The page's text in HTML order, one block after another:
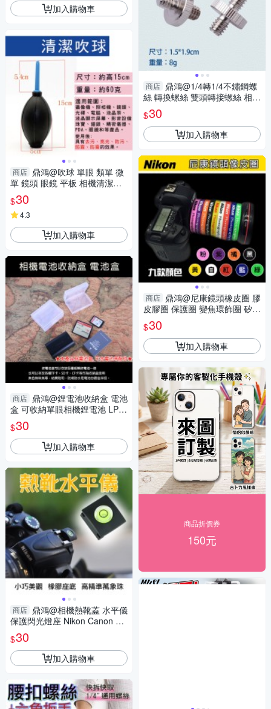
加入購物車
商店 鼎鴻@吹球 單眼 類單 微
單 鏡頭 眼鏡 平板 相機清潔用
品 可清理鍵盤 可清理印表機
$30
4.3
加入購物車
商店 鼎鴻@鋰電池收納盒 電池
盒 可收納單眼相機鋰電池 LP-E
6 ENEL3 SD CF TF記憶卡 大
號 小號
$30
加入購物車
商店 鼎鴻@相機熱靴蓋 水平儀
保護閃光燈座 Nikon Canon So
ny Pentax Olympus熱靴蓋
$30
加入購物車
商店 鼎鴻@1/4轉1/4不鏽鋼螺
絲 轉換螺絲 雙頭轉接螺絲 相機
轉接螺絲 轉接螺帽 公轉公 1/4
互轉 攝影配件
$30
加入購物車
商店 鼎鴻@尼康鏡頭橡皮圈 膠
皮膠圈 保護圈 變焦環飾圈 矽膠
圈 彈性好 經久耐用 九色可選
另售佳能款
$30
加入購物車
商品折價券
150元